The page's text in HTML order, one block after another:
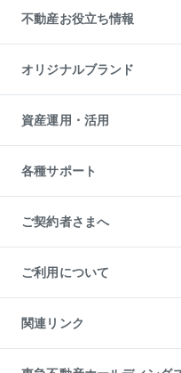
貸すガイド
事業用不動産
マンション投資
投資用マンション
アパート経営
収益物件
ビル購入（ビル一棟）
投資用不動産の売却査定
事業用不動産の売却査定
不動産お役立ち情報
マンションライブラリー
人気マンションランキング
暮らしに役立つ不動産メディア
不動産相場・不動産価格情報
不動産コラム・ニュース
不動産用語集
不動産なんでもネット相談室
住まいの税金
オリジナルブランド
一棟リノベーションマンション
L`GENTE（ルジェンテ）
区分リノベーションマンション
投資用一棟レジデンスWELL
不動産小口投資
LEGACIA（レガシア）
資産運用・活用
不動産M&A
アセットマネジメント・出資
各種サポート
相続サポート
リフォームサポート
ご契約者さまへ
ご紹介・再契約特典
入居者様専用-各種ご案内（賃貸）
東急こすもす会「こすもすWeb
ご利用について
金融商品取引について
東急リバブル ソーシャルメディ
ご意見・お問い合わせ（金融商
関連リンク
これからご結婚される方に東急